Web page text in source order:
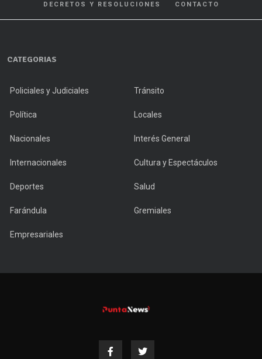
DECRETOS Y RESOLUCIONES
CONTACTO
CATEGORIAS
Policiales y Judiciales Tránsito
Política Locales
Nacionales Interés General
Internacionales Cultura y Espectáculos
Deportes Salud
Farándula Gremiales
Empresariales